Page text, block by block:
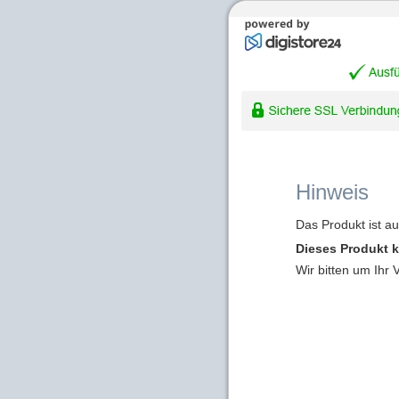
Hinweis
Das Produkt ist
Dieses Produkt
Wir bitten um Ihr